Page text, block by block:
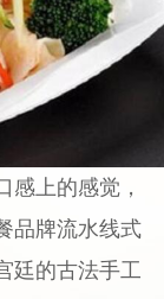
上的感觉，
品牌流水线式
廷的古法手工